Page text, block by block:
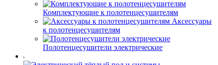
Комплектующие к полотенцесушителям
Аксессуары
к полотенцесушителям
Полотенцесушители электрические